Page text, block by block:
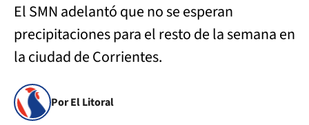
El SMN adelantó que no se esperan
precipitaciones para el resto de la semana en
la ciudad de Corrientes.
Por El Litoral